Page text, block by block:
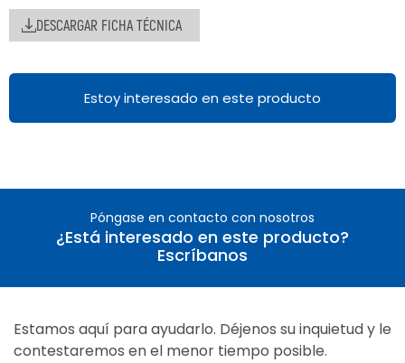
DESCARGAR FICHA TÉCNICA
Estoy interesado en este producto
Póngase en contacto con nosotros
¿Está interesado en este producto?
Escríbanos
Estamos aquí para ayudarlo. Déjenos su inquietud y le
contestaremos en el menor tiempo posible.